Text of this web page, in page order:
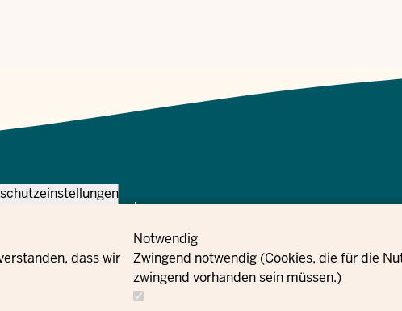
dass wir
Notwendig
Zwingend notwendig (Cookies, die für die
zwingend vorhanden sein müssen.)
Bize
ulaşın
Siparişler Künye
Meta Bize ulaşın
Facebook
Instagram
Nordrhein-